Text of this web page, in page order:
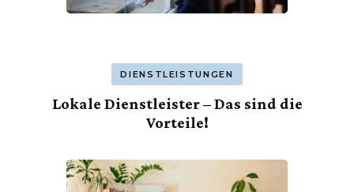
DIENSTLEISTUNGEN
Lokale Dienstleister – Das sind die
Vorteile!